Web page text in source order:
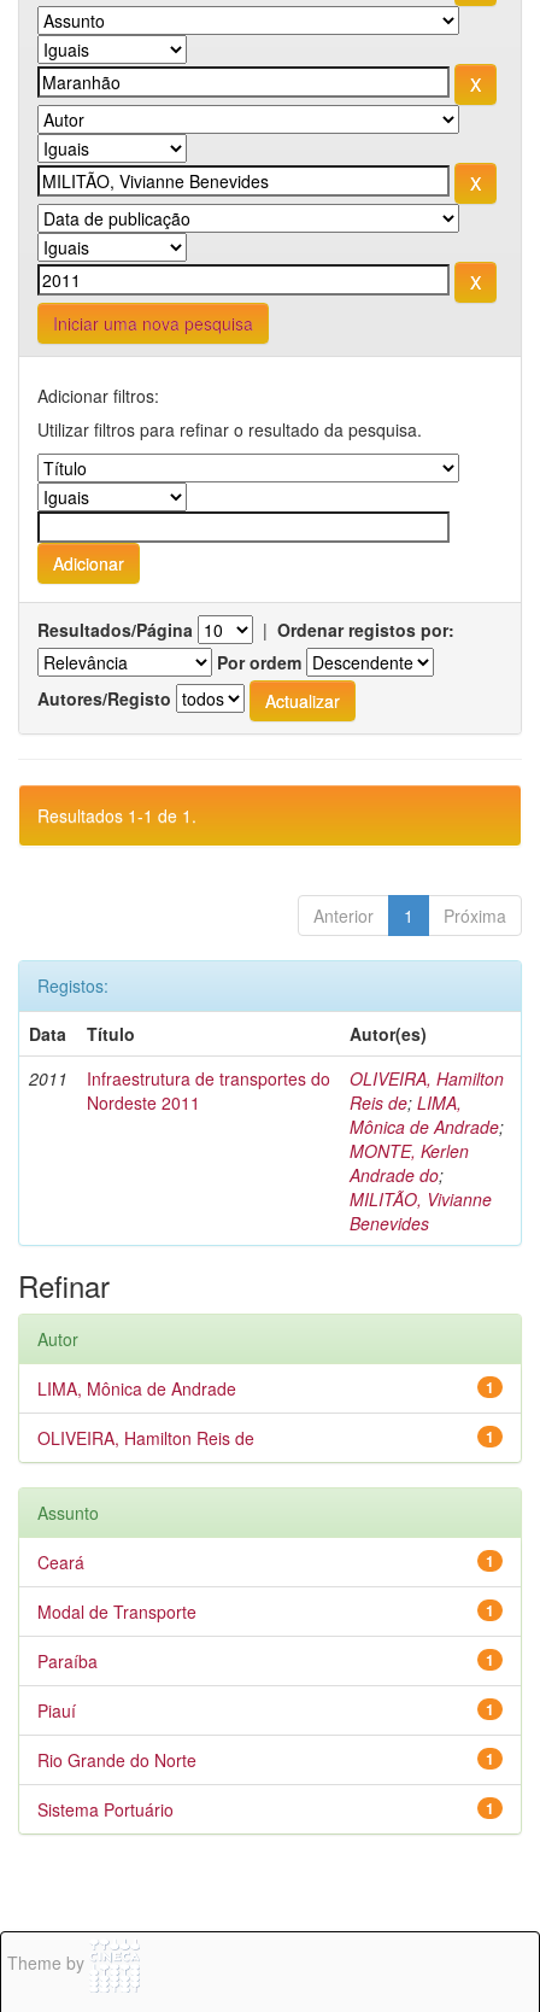
Iniciar uma nova pesquisa
Adicionar filtros:
Utilizar filtros para refinar o resultado da pesquisa.
Resultados/Página | Ordenar registos por:
Por ordem
Autores/Registo
Resultados 1-1 de 1.
Anterior 1 Próxima
Registos:
Data
Título
Autor(es)
2011
Infraestrutura de transportes do
Nordeste 2011
OLIVEIRA, Hamilton
Reis de; LIMA,
Mônica de Andrade;
MONTE, Kerlen
Andrade do;
MILITÃO, Vivianne
Benevides
Refinar
Autor
1
LIMA, Mônica de Andrade
1
OLIVEIRA, Hamilton Reis de
Assunto
1
Ceará
1
Modal de Transporte
1
Paraíba
1
Piauí
1
Rio Grande do Norte
1
Sistema Portuário
Theme by